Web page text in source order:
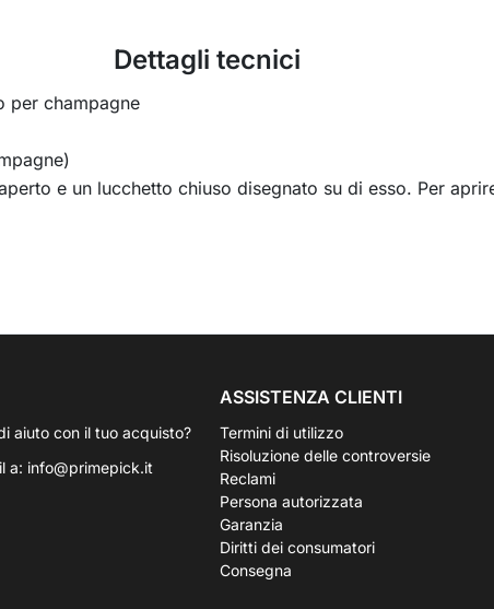
Dettagli tecnici
per champagne
e un lucchetto chiuso disegnato su di esso. Per
aiuto con il tuo acquisto?
a: info@primepick.it
ASSISTENZA CLIENTI
Termini di utilizzo
Risoluzione delle controversie
Reclami
Persona autorizzata
Garanzia
Diritti dei consumatori
Consegna